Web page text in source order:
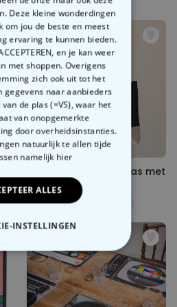
Gepersonaliseerde tas met
monogram
€ 24,99€ 34,99
Deze kleine wonderdingen
om jou de beste en meest
ervaring te kunnen bieden.
en je kan weer
met shoppen. Overigens
zich ook uit tot het
gegevens naar aanbieders
de plas (=VS), waar het
van onopgemerkte
door overheidsinstanties.
natuurlijk te allen tijde
namelijk hier
ALLES
INSTELLINGEN